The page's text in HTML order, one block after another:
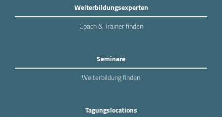
Weiterbildungsexperten
Coach & Trainer finden
Seminare
Weiterbildung finden
Tagungslocations